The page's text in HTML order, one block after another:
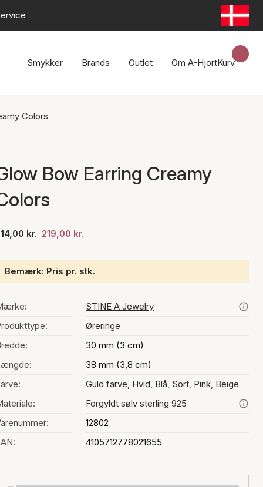
Smykker Brands Outlet Om A-HjortKurv
Colors
Bow Earring Creamy
kr. 219,00 kr.
Bemærk: Pris pr. stk.
STINE A Jewelry
Øreringe
30 mm (3 cm)
38 mm (3,8 cm)
Guld farve, Hvid, Blå, Sort, Pink, Beige
Forgyldt sølv sterling 925
12802
4105712778021655